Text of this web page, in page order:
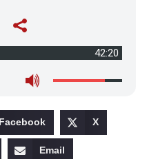
42:20
Facebook X
Email